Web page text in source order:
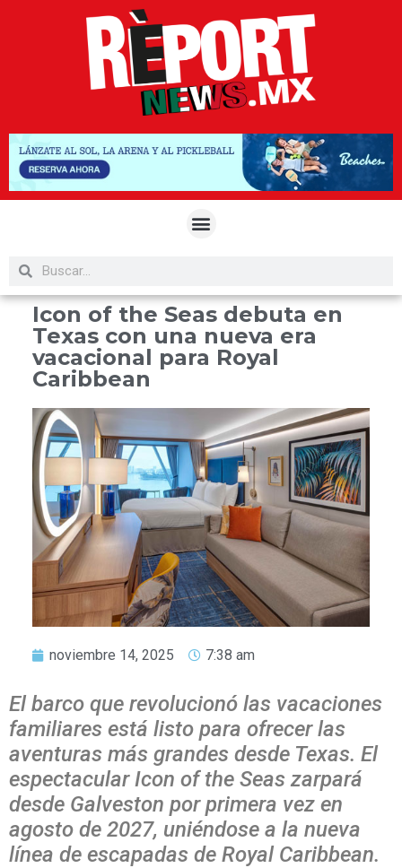
Icon of the Seas debuta en
Texas con una nueva era
vacacional para Royal
Caribbean
noviembre 14, 2025 7:38 am
El barco que revolucionó las vacaciones
familiares está listo para ofrecer las
aventuras más grandes desde Texas. El
espectacular Icon of the Seas zarpará
desde Galveston por primera vez en
agosto de 2027, uniéndose a la nueva
línea de escapadas de Royal Caribbean.